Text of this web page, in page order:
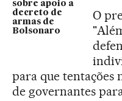
sobre apoio a
decreto de
armas de
Bolsonaro
O
para que tentações
de governantes